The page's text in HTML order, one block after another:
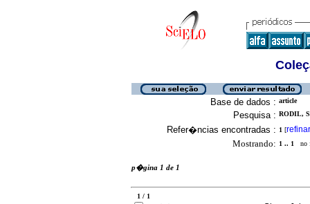
Base de dados : article
Pesquisa : RODIL,
Refer�ncias encontradas : 1 [refinar
Mostrando: 1 .. 1 no
p�gina 1 de 1
1 / 1